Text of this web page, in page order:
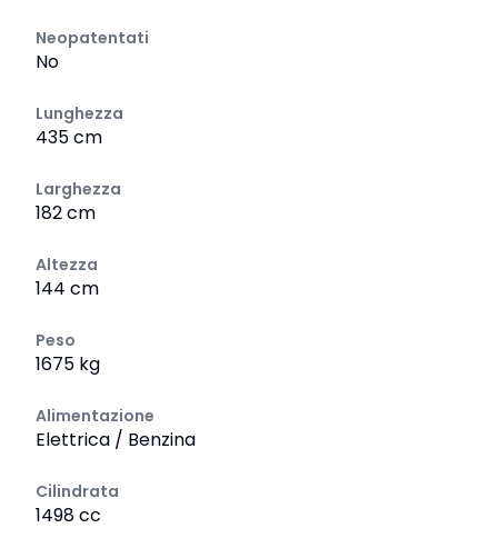
Neopatentati
No
Lunghezza
435 cm
Larghezza
182 cm
Altezza
144 cm
Peso
1675 kg
Alimentazione
Elettrica / Benzina
Cilindrata
1498 cc